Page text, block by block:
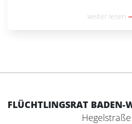
Asylantrag führt unterweiter lesen
FLÜCHTLINGSRAT BADEN-
Hegelstraße